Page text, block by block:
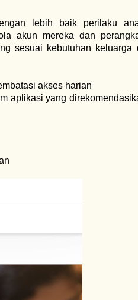
lebih baik perilaku
akun mereka dan
sesuai kebutuhan keluarga
akses harian
aplikasi yang